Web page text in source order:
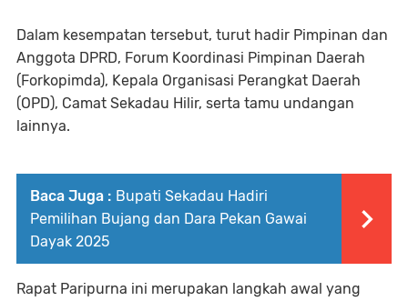
Dalam kesempatan tersebut, turut hadir Pimpinan dan
Anggota DPRD, Forum Koordinasi Pimpinan Daerah
(Forkopimda), Kepala Organisasi Perangkat Daerah
(OPD), Camat Sekadau Hilir, serta tamu undangan
lainnya.
Baca Juga : Bupati Sekadau Hadiri
Pemilihan Bujang dan Dara Pekan Gawai
Dayak 2025
Rapat Paripurna ini merupakan langkah awal yang